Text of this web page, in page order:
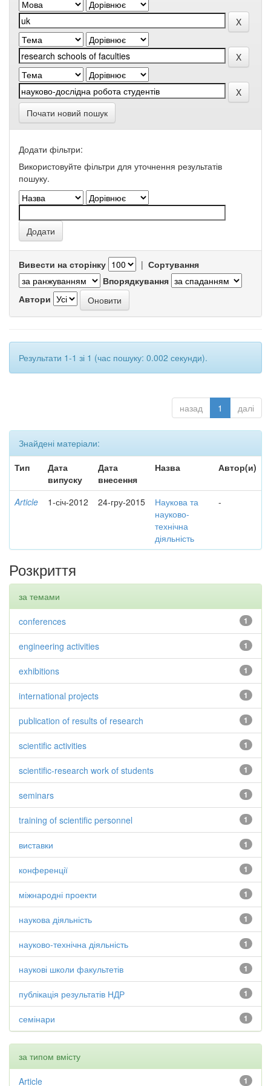
Почати новий пошук
Додати фільтри:
Використовуйте фільтри для уточнення результатів
пошуку.
Вивести на сторінку | Сортування
Впорядкування
Автори
Результати 1-1 зі 1 (час пошуку: 0.002 секунди).
назад 1 далі
Знайдені матеріали:
Тип
Дата
випуску
Дата
внесення
Назва Автор(и)
Article 1-січ-2012 24-гру-2015
Наукова та
науково-
технічна
діяльність
-
Розкриття
за темами
1
conferences
1
engineering activities
1
exhibitions
1
international projects
1
publication of results of research
1
scientific activities
1
scientific-research work of students
1
seminars
1
training of scientific personnel
1
виставки
1
конференції
1
міжнародні проекти
1
наукова діяльність
1
науково-технічна діяльність
1
наукові школи факультетів
1
публікація результатів НДР
1
семінари
за типом вмісту
1
Article